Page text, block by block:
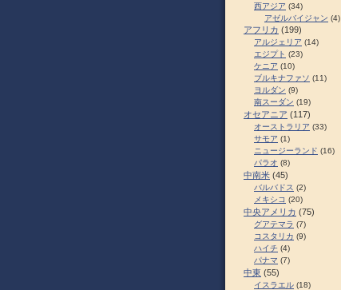
西アジア (34)
アゼルバイジャン (4)
アフリカ (199)
アルジェリア (14)
エジプト (23)
ケニア (10)
ブルキナファソ (11)
ヨルダン (9)
南スーダン (19)
オセアニア (117)
オーストラリア (33)
サモア (1)
ニュージーランド (16)
パラオ (8)
中南米 (45)
バルバドス (2)
メキシコ (20)
中央アメリカ (75)
グアテマラ (7)
コスタリカ (9)
ハイチ (4)
パナマ (7)
中東 (55)
イスラエル (18)